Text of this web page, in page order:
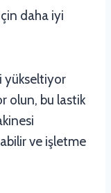
daha iyi
yükseltiyor
olun, bu lastik
ve işletme